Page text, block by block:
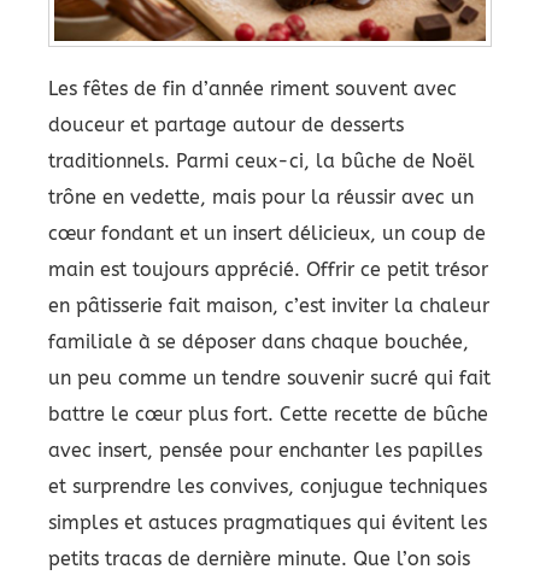
Les fêtes de fin d’année riment souvent avec
douceur et partage autour de desserts
traditionnels. Parmi ceux-ci, la bûche de Noël
trône en vedette, mais pour la réussir avec un
cœur fondant et un insert délicieux, un coup de
main est toujours apprécié. Offrir ce petit trésor
en pâtisserie fait maison, c’est inviter la chaleur
familiale à se déposer dans chaque bouchée,
un peu comme un tendre souvenir sucré qui fait
battre le cœur plus fort. Cette recette de bûche
avec insert, pensée pour enchanter les papilles
et surprendre les convives, conjugue techniques
simples et astuces pragmatiques qui évitent les
petits tracas de dernière minute. Que l’on sois